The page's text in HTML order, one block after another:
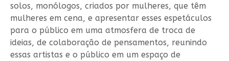
solos, monólogos, criados por mulheres, que têm
mulheres em cena, e apresentar esses espetáculos
para o público em uma atmosfera de troca de
ideias, de colaboração de pensamentos, reunindo
essas artistas e o público em um espaço de